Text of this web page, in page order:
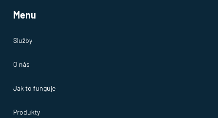
Menu
Služby
O nás
Jak to funguje
Produkty